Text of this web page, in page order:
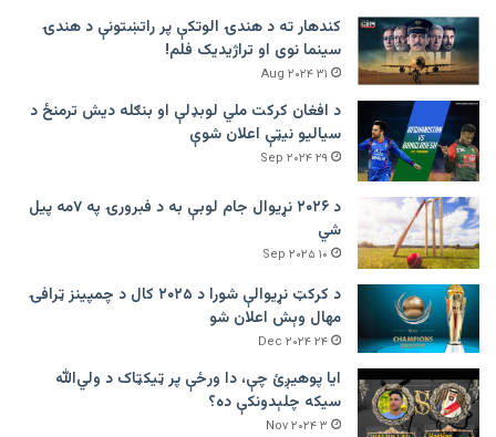
کندهار ته د هندۍ الوتکې پر راتښتونې د هندۍ
سینما نوی او تراژيديک فلم!
۳۱ Aug ۲۰۲۴
د افغان کرکت ملي لوبډلې او بنګله دیش ترمنځ د
سیالیو نیټې اعلان شوې
۲۹ Sep ۲۰۲۴
د ۲۰۲۶ نړیوال جام لوبې به د فبرورۍ په ۷مه پیل
شي
۱۰ Sep ۲۰۲۵
د کرکټ نړیوالې شورا د ۲۰۲۵ کال د چمپینز ټرافۍ
مهال وېش اعلان شو
۲۴ Dec ۲۰۲۴
ایا پوهیږئ چې، دا ورځې پر ټيکټاک د ولي‌الله
سیکه چلېدونکې ده؟
۳ Nov ۲۰۲۴